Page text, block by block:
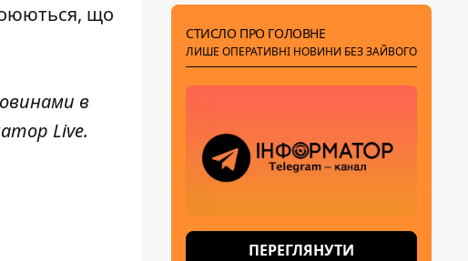
що
в
Live.
СТИСЛО ПРО ГОЛОВНЕ
ЛИШЕ ОПЕРАТИВНІ НОВИНИ БЕЗ ЗАЙВОГО
ПЕРЕГЛЯНУТИ